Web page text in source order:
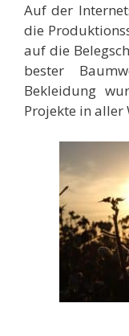
Auf der
die
auf die
bester
Bekleidung
Projekte in aller